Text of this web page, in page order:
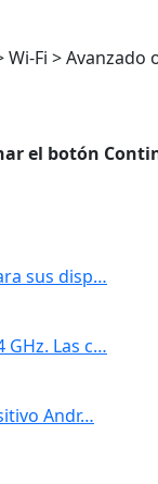
Fi >
el botón
sus disp…
GHz. Las c…
Andr…